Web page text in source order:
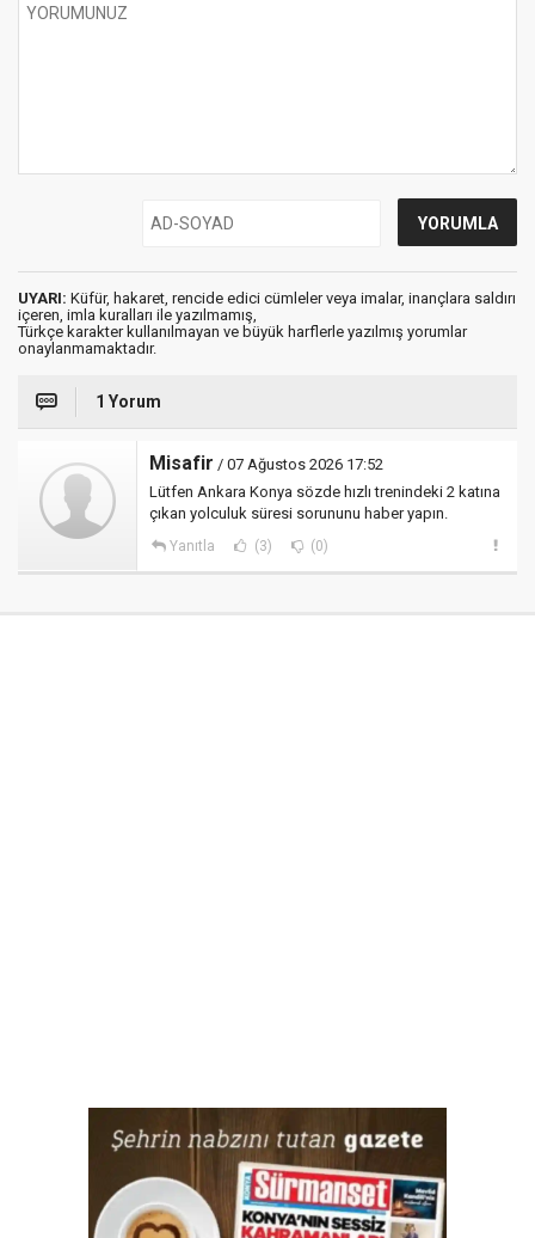
UYARI: Küfür, hakaret, rencide edici cümleler veya imalar, inançlara saldırı
içeren, imla kuralları ile yazılmamış,
Türkçe karakter kullanılmayan ve büyük harflerle yazılmış yorumlar
onaylanmamaktadır.
1 Yorum
Misafir / 07 Ağustos 2026 17:52
Lütfen Ankara Konya sözde hızlı trenindeki 2 katına
çıkan yolculuk süresi sorununu haber yapın.
Yanıtla (3) (0)